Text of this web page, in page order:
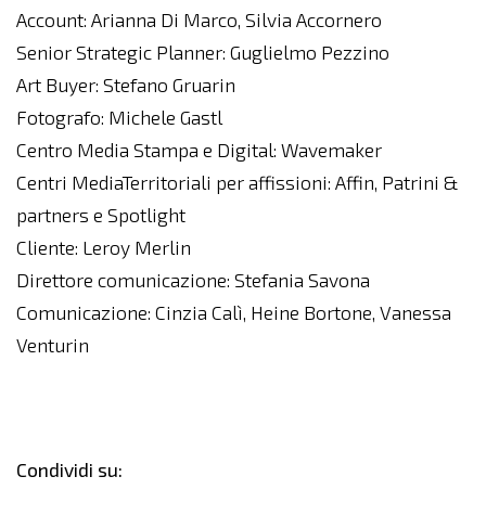
Account: Arianna Di Marco, Silvia Accornero
Senior Strategic Planner: Guglielmo Pezzino
Art Buyer: Stefano Gruarin
Fotografo: Michele Gastl
Centro Media Stampa e Digital: Wavemaker
Centri MediaTerritoriali per affissioni: Affin, Patrini &
partners e Spotlight
Cliente: Leroy Merlin
Direttore comunicazione: Stefania Savona
Comunicazione: Cinzia Calì, Heine Bortone, Vanessa
Venturin
Condividi su: